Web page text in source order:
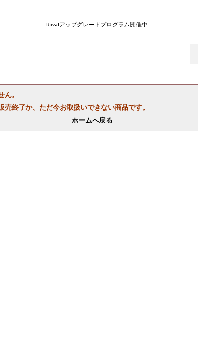
Rovalアップグレードプログラム開催中
ん。
売終了か、ただ今お取扱いできない商品です。
ホームへ戻る